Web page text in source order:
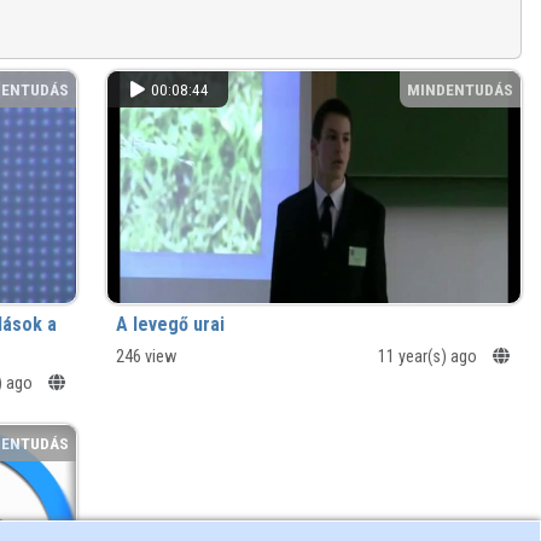
a
ago
00:08:44 MINDENTUDÁS
A levegő urai
246 view 11 year(s) ago